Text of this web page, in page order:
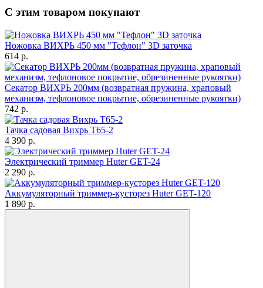
С этим товаром покупают
Ножовка ВИХРЬ 450 мм "Тефлон" 3D заточка
614 p.
Секатор ВИХРЬ 200мм (возвратная пружина, храповый
механизм, тефлоновое покрытие, обрезиненные рукоятки)
742 p.
Тачка садовая Вихрь Т65-2
4 390 p.
Электрический триммер Huter GET-24
2 290 p.
Аккумуляторный триммер-кусторез Huter GET-120
1 890 p.